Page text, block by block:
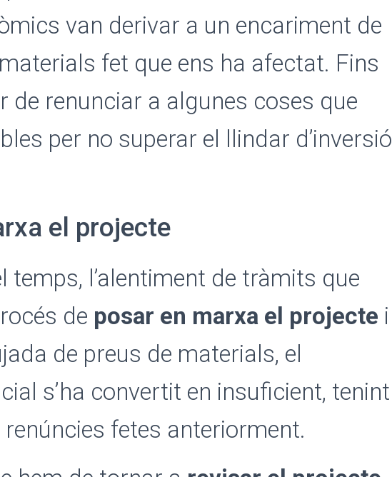
van derivar a un encariment de
fet que ens ha afectat. Fins
de renunciar a algunes coses que
per no superar el llindar d’inversió
el projecte
temps, l’alentiment de tràmits que
de posar en marxa el projecte i
de preus de materials, el
s’ha convertit en insuficient, tenint
fetes anteriorment.